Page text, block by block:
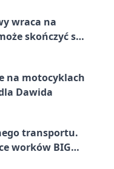
wraca na
skończyć się
na motocyklach
Dawida
transportu.
worków BIG